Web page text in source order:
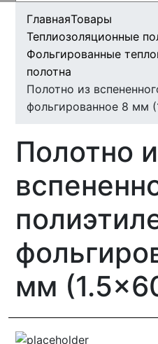
ГлавнаяТовары
Теплиозоляционные
Фольгированные
полотна
Полотно из
фольгированное 8 мм
Полотно
мм